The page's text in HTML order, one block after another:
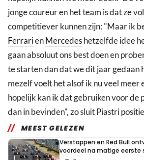
jonge coureur en het team is dat ze
competitiever kunnen zijn: "Maar ik
FerrarienMercedeshetzelfde idee
gaan absoluut ons best doen en
te starten dan dat we dit jaar gedaan
mezelf voelt het alsof ik nu veel meer
hopelijk kan ik dat gebruiken voor de
dan in bevinden", zo sluit Piastri
MEEST GELEZEN
Verstappen en Red Bull
voordeel na matige eerste